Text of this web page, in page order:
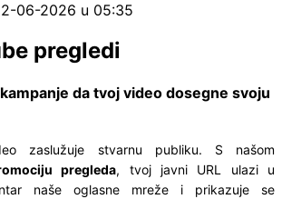
06-2026 u 05:35
pregledi
da tvoj video dosegne svoju
zaslužuje stvarnu publiku. S našom
pregleda, tvoj javni URL ulazi u
naše oglasne mreže i prikazuje se